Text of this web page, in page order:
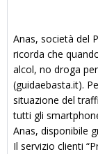
Anas, società del
ricorda che
alcol, no droga
(guidaebasta.it).
situazione del
tutti gli
Anas, disponibile
Il servizio clienti